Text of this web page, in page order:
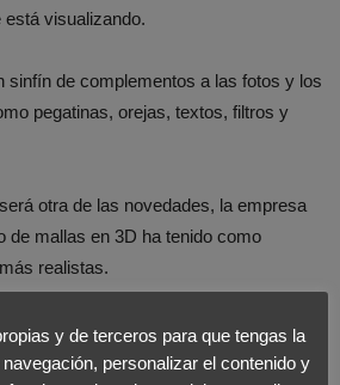
visualizando.
sinfín de complementos a las fotos y los
pegatinas, orejas, textos, filtros y
otra de las novedades, la empresa
de mallas en 3D ha tenido como
realistas.
que se muestran en YouTube, los
con el pulgar hacia arriba o hacia
y de terceros para que tengas la
personalizar el contenido y